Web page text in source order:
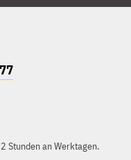
Stunden an Werktagen.